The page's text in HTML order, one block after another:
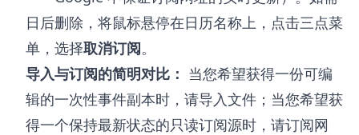
日后删除，将鼠标悬停在日历名称上，点击三点菜
单，选择取消订阅。
导入与订阅的简明对比： 当您希望获得一份可编
辑的一次性事件副本时，请导入文件；当您希望获
得一个保持最新状态的只读订阅源时，请订阅网